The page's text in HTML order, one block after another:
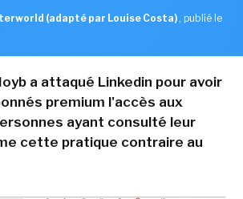
(adapté par Louise Costa) , publié le
a attaqué Linkedin pour avoir
premium l'accès aux
ayant consulté leur
cette pratique contraire au